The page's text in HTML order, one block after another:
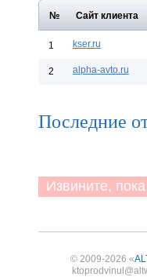
№ Сайт клиента
1 kser.ru
2 alpha-avto.ru
Последние
Извините,
© 2009-2026 «